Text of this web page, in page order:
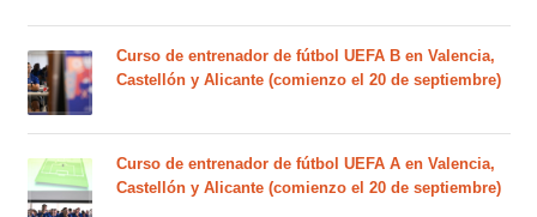
Curso de entrenador de fútbol UEFA B en Valencia,
Castellón y Alicante (comienzo el 20 de septiembre)
Curso de entrenador de fútbol UEFA A en Valencia,
Castellón y Alicante (comienzo el 20 de septiembre)